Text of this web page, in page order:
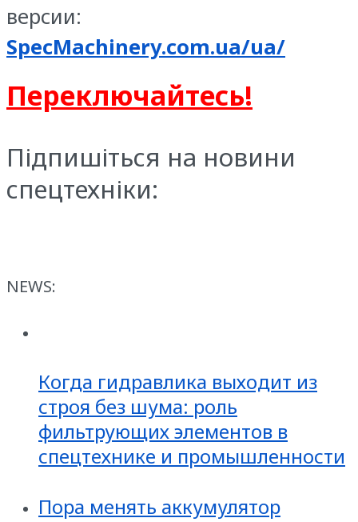
версии:
SpecMachinery.com.ua/ua/
Переключайтесь!
Підпишіться на новини
спецтехніки:
NEWS:
Когда гидравлика выходит из
строя без шума: роль
фильтрующих элементов в
спецтехнике и промышленности
Пора менять аккумулятор